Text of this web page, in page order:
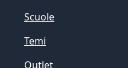
Scuole
Temi
Outlet